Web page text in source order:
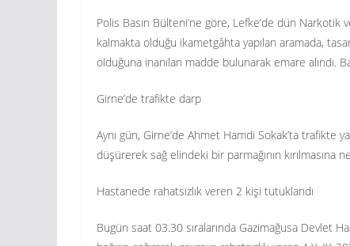
Polis Basın Bülteni’ne göre, Lefke’de dün Narkotik
kalmakta olduğu ikametgâhta yapılan aramada,
olduğuna inanılan madde bulunarak emare alındı.
Girne’de trafikte darp
Aynı gün, Girne’de Ahmet Hamdi Sokak’ta trafikte
düşürerek sağ elindeki bir parmağının kırılmasına
Hastanede rahatsızlık veren 2 kişi tutuklandı
Bugün saat 03.30 sıralarında Gazimağusa Devlet